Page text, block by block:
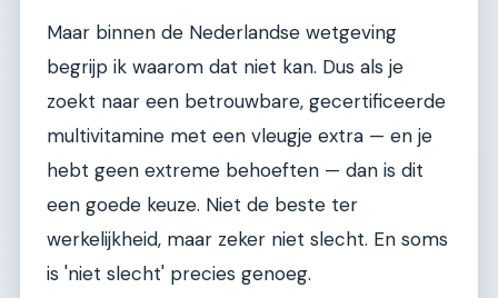
Maar binnen de Nederlandse wetgeving
begrijp ik waarom dat niet kan. Dus als je
zoekt naar een betrouwbare, gecertificeerde
multivitamine met een vleugje extra — en je
hebt geen extreme behoeften — dan is dit
een goede keuze. Niet de beste ter
werkelijkheid, maar zeker niet slecht. En soms
is 'niet slecht' precies genoeg.